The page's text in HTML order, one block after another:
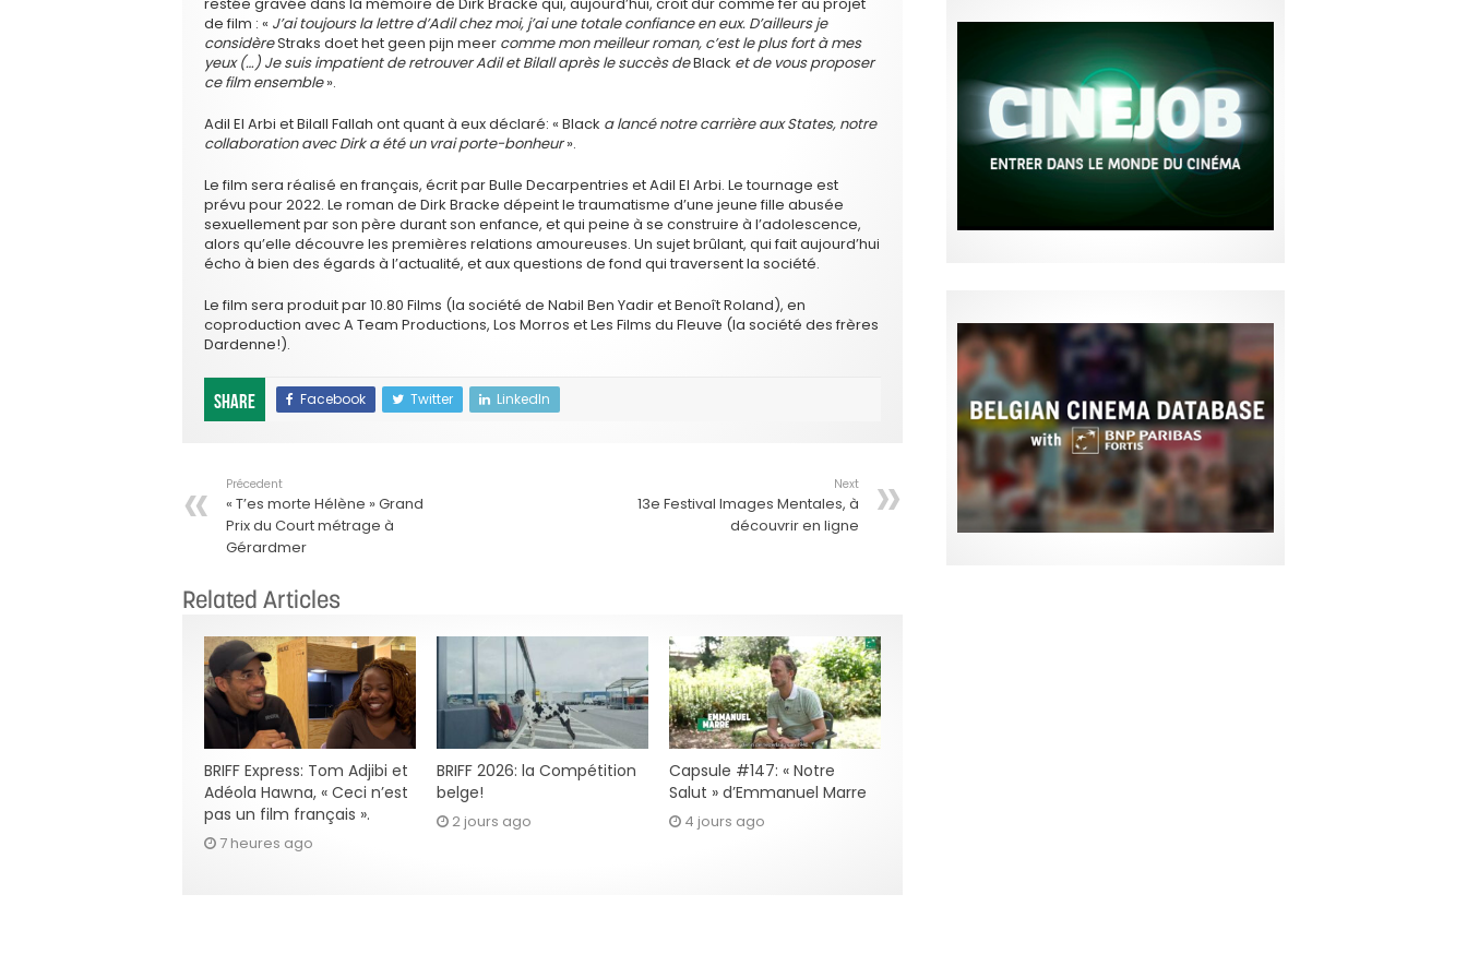
de film : « J’ai toujours la lettre d’Adil chez moi, j’ai une totale confiance en eux. D’ailleurs je
considèreStraks doet het geen pijn meer comme mon meilleur roman, c’est le plus fort à mes
yeux (…) Je suis impatient de retrouver Adil et Bilall après le succès deBlack et de vous proposer
ce film ensemble».
Adil El Arbi et Bilall Fallah ont quant à eux déclaré: « Black a lancé notre carrière aux States, notre
collaboration avec Dirk a été un vrai porte-bonheur».
Le film sera réalisé en français, écrit par Bulle Decarpentries et Adil El Arbi. Le tournage est
prévu pour 2022. Le roman de Dirk Bracke dépeint le traumatisme d’une jeune fille abusée
sexuellement par son père durant son enfance, et qui peine à se construire à l’adolescence,
alors qu’elle découvre les premières relations amoureuses. Un sujet brûlant, qui fait aujourd’hui
écho à bien des égards à l’actualité, et aux questions de fond qui traversent la société.
Le film sera produit par 10.80 Films (la société de Nabil Ben Yadir et Benoît Roland), en
coproduction avec A Team Productions, Los Morros et Les Films du Fleuve (la société des frères
Dardenne!).
Share Facebook Twitter LinkedIn
Précedent
« T’es morte Hélène » Grand
Prix du Court métrage à
Gérardmer
Next
13e Festival Images Mentales, à
découvrir en ligne
Related Articles
BRIFF Express: Tom Adjibi et
Adéola Hawna, « Ceci n’est
pas un film français ».
7 heures ago
BRIFF 2026: la Compétition
belge!
2 jours ago
Capsule #147: « Notre
Salut » d’Emmanuel Marre
4 jours ago